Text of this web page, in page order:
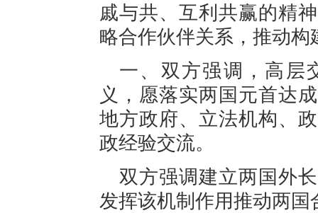
戚与共、互利共赢的精
略合作伙伴关系，推动
一、双方强调，高层
义，愿落实两国元首达
地方政府、立法机构、
政经验交流。
双方强调建立两国外
发挥该机制作用推动两国